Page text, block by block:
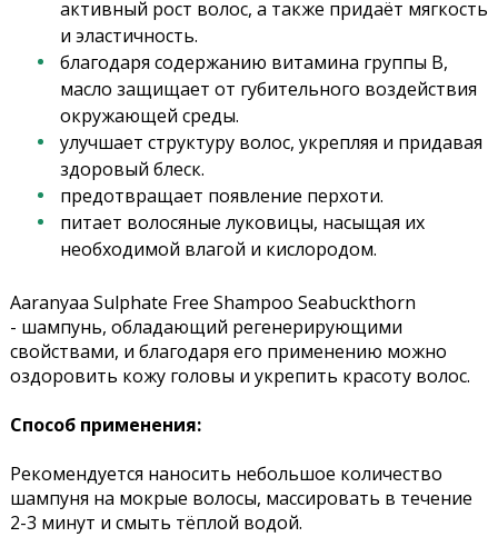
активный рост волос, а также придаёт мягкость
и эластичность.
благодаря содержанию витамина группы В,
масло защищает от губительного воздействия
окружающей среды.
улучшает структуру волос, укрепляя и придавая
здоровый блеск.
предотвращает появление перхоти.
питает волосяные луковицы, насыщая их
необходимой влагой и кислородом.
Aaranyaa Sulphate Free Shampoo Seabuckthorn
- шампунь, обладающий регенерирующими
свойствами, и благодаря его применению можно
оздоровить кожу головы и укрепить красоту волос.
Способ применения:
Рекомендуется наносить небольшое количество
шампуня на мокрые волосы, массировать в течение
2-3 минут и смыть тёплой водой.